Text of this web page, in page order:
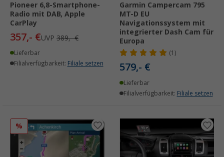
Pioneer 6,8-Smartphone-
Radio mit DAB, Apple
CarPlay
357,- €UVP 389,- €
Lieferbar
Filialverfügbarkeit: Filiale setzen
Garmin Campercam 795
MT-D EU
Navigationssystem mit
integrierter Dash Cam für
Europa
(1)
579,- €
Lieferbar
Filialverfügbarkeit: Filiale setzen
%